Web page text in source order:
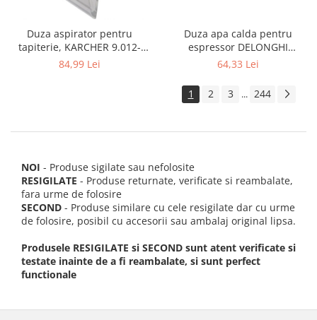
Duza aspirator pentru
tapiterie, KARCHER 9.012-
278.0, SE4001, SE4002, SE5100
84,99 Lei
Duza apa calda pentru
espressor DELONGHI
AS00006949, ECAM22 ECAM29
64,33 Lei
1 2 3 ... 244
NOI - Produse sigilate sau nefolosite
RESIGILATE - Produse returnate, verificate si reambalate,
fara urme de folosire
SECOND - Produse similare cu cele resigilate dar cu urme
de folosire, posibil cu accesorii sau ambalaj original lipsa.
Produsele RESIGILATE si SECOND sunt atent verificate si
testate inainte de a fi reambalate, si sunt perfect
functionale